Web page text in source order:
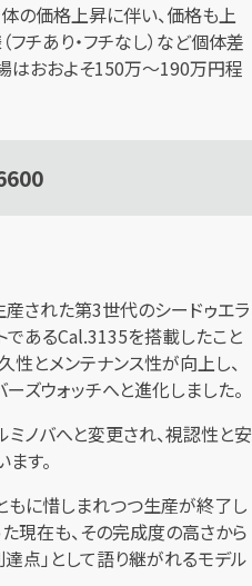
の価格上昇に伴い、価格も上
チあり・フチなし）など個体差
はおおよそ150万～190万円程
された第3世代のシードゥエラ
であるCal.3135を搭載したこと
性とメンテナンス性が向上し、
ズウォッチへと進化しました。
ミノバへと変更され、視認性と安
す。
もに惜しまれつつ生産が終了し
現在も、その完成度の高さから
点」として語り継がれるモデル